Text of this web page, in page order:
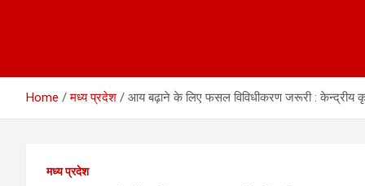
Home मध्य प्रदेश आय बढ़ाने के लिए फसल विविधीकरण जरूरी : केन्द्रीय
मध्य प्रदेश